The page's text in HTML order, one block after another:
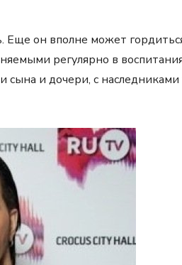
Еще он вполне может
регулярно в
и дочери, с наследниками